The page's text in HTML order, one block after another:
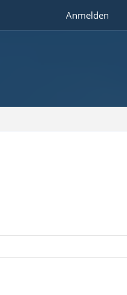
Anmelden